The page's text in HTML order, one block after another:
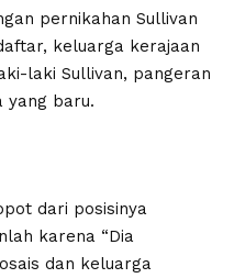
pernikahan Sullivan
keluarga kerajaan
laki Sullivan, pangeran
yang baru.
dari posisinya
karena “Dia
dan keluarga